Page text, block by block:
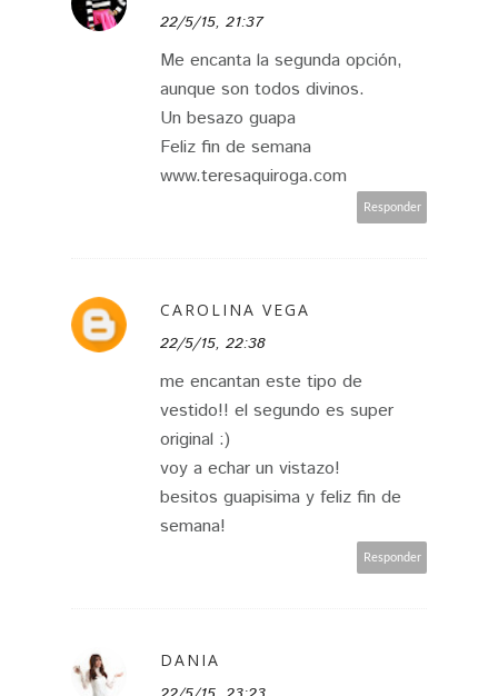
22/5/15, 21:37
Me encanta la segunda opción,
aunque son todos divinos.
Un besazo guapa
Feliz fin de semana
www.teresaquiroga.com
Responder
CAROLINA VEGA
22/5/15, 22:38
me encantan este tipo de
vestido!! el segundo es super
original :)
voy a echar un vistazo!
besitos guapisima y feliz fin de
semana!
Responder
DANIA